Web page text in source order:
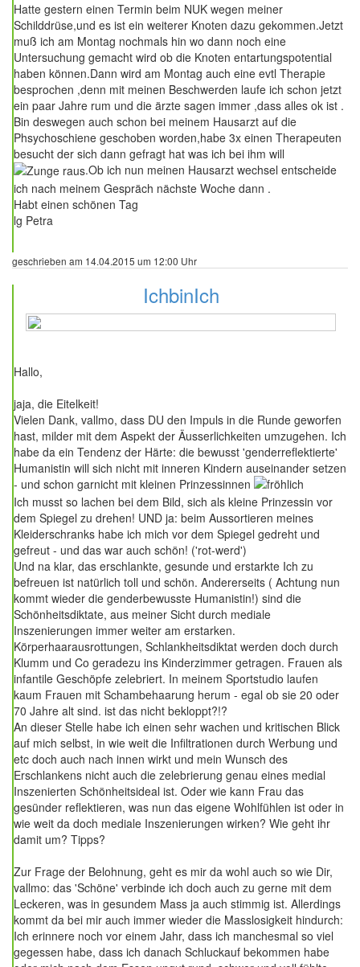
Hatte gestern einen Termin beim NUK wegen meiner
Schilddrüse,und es ist ein weiterer Knoten dazu gekommen.Jetzt
muß ich am Montag nochmals hin wo dann noch eine
Untersuchung gemacht wird ob die Knoten entartungspotential
haben können.Dann wird am Montag auch eine evtl Therapie
besprochen ,denn mit meinen Beschwerden laufe ich schon jetzt
ein paar Jahre rum und die ärzte sagen immer ,dass alles ok ist .
Bin deswegen auch schon bei meinem Hausarzt auf die
Phsychoschiene geschoben worden,habe 3x einen Therapeuten
besucht der sich dann gefragt hat was ich bei ihm will
.Ob ich nun meinen Hausarzt wechsel entscheide
ich nach meinem Gespräch nächste Woche dann .
Habt einen schönen Tag
lg Petra
geschrieben am 14.04.2015 um 12:00 Uhr
IchbinIch
Hallo,
jaja, die Eitelkeit!
Vielen Dank, vallmo, dass DU den Impuls in die Runde geworfen
hast, milder mit dem Aspekt der Äusserlichkeiten umzugehen. Ich
habe da ein Tendenz der Härte: die bewusst 'genderreflektierte'
Humanistin will sich nicht mit inneren Kindern auseinander setzen
- und schon garnicht mit kleinen Prinzessinnen
Ich musst so lachen bei dem Bild, sich als kleine Prinzessin vor
dem Spiegel zu drehen! UND ja: beim Aussortieren meines
Kleiderschranks habe ich mich vor dem Spiegel gedreht und
gefreut - und das war auch schön! ('rot-werd')
Und na klar, das erschlankte, gesunde und erstarkte Ich zu
befreuen ist natürlich toll und schön. Andererseits ( Achtung nun
kommt wieder die genderbewusste Humanistin!) sind die
Schönheitsdiktate, aus meiner Sicht durch mediale
Inszenierungen immer weiter am erstarken.
Körperhaarausrottungen, Schlankheitsdiktat werden doch durch
Klumm und Co geradezu ins Kinderzimmer getragen. Frauen als
infantile Geschöpfe zelebriert. In meinem Sportstudio laufen
kaum Frauen mit Schambehaarung herum - egal ob sie 20 oder
70 Jahre alt sind. ist das nicht bekloppt?!?
An dieser Stelle habe ich einen sehr wachen und kritischen Blick
auf mich selbst, in wie weit die Infiltrationen durch Werbung und
etc doch auch nach innen wirkt und mein Wunsch des
Erschlankens nicht auch die zelebrierung genau eines medial
Inszenierten Schönheitsideal ist. Oder wie kann Frau das
gesünder reflektieren, was nun das eigene Wohlfühlen ist oder in
wie weit da doch mediale Inszenierungen wirken? Wie geht ihr
damit um? Tipps?
Zur Frage der Belohnung, geht es mir da wohl auch so wie Dir,
vallmo: das 'Schöne' verbinde ich doch auch zu gerne mit dem
Leckeren, was in gesundem Mass ja auch stimmig ist. Allerdings
kommt da bei mir auch immer wieder die Masslosigkeit hindurch:
Ich erinnere noch vor einem Jahr, dass ich manchesmal so viel
gegessen habe, dass ich danach Schluckauf bekommen habe